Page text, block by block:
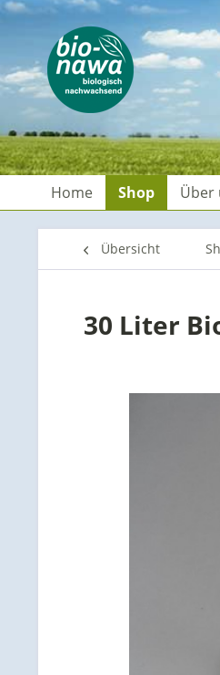
Home Shop Über
Übersicht
30 Liter